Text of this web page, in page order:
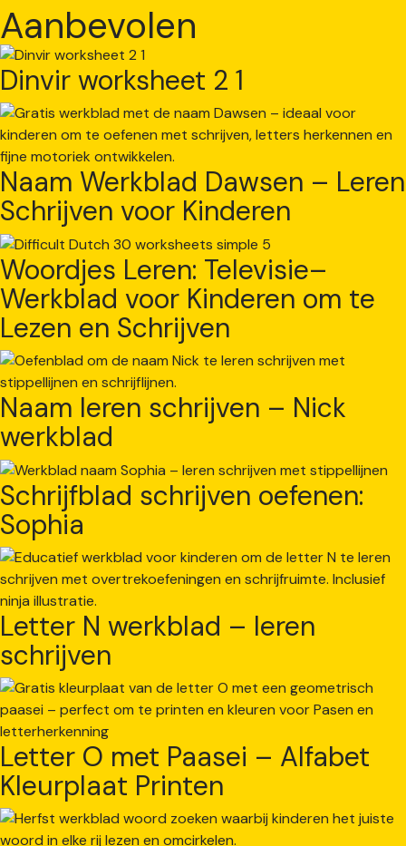
Aanbevolen
Dinvir worksheet 2 1
Naam Werkblad Dawsen – Leren
Schrijven voor Kinderen
Woordjes Leren: Televisie–
Werkblad voor Kinderen om te
Lezen en Schrijven
Naam leren schrijven – Nick
werkblad
Schrijfblad schrijven oefenen:
Sophia
Letter N werkblad – leren
schrijven
Letter O met Paasei – Alfabet
Kleurplaat Printen